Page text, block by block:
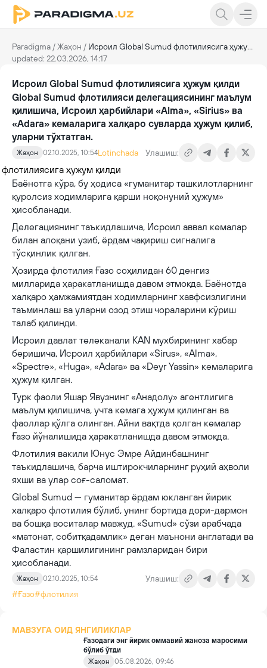
Paradigma /Жаҳон / Исроил Global Sumud флотилиясига ҳужум қилди
updated: 22.03.2026, 14:17
Исроил Global Sumud флотилиясига ҳужум қилди
Global Sumud флотилияси делегациясининг маълум
қилишича, Исроил ҳарбийлари «Alma», «Sirius» ва
«Adara» кемаларига халқаро сувларда ҳужум қилиб,
уларни тўхтатган.
Жаҳон 02.10.2025, 10:54Lotinchada Улашиш:
Баёнотга кўра, бу ҳодиса «гуманитар ташкилотларнинг
қуролсиз ходимларига қарши ноқонуний ҳужум»
ҳисобланади.
Делегациянинг таъкидлашича, Исроил аввал кемалар
билан алоқани узиб, ёрдам чақириш сигналига
тўсқинлик қилган.
Ҳозирда флотилия Ғазо соҳилидан 60 денгиз
милларида ҳаракатланишда давом этмоқда. Баёнотда
халқаро ҳамжамиятдан ходимларнинг хавфсизлигини
таъминлаш ва уларни озод этиш чораларини кўриш
талаб қилинди.
Исроил давлат телеканали KAN мухбирининг хабар
беришича, Исроил ҳарбийлари «Sirus», «Alma»,
«Spectre», «Huga», «Adara» ва «Deyr Yassin» кемаларига
ҳужум қилган.
Турк фаоли Яшар Явузнинг «Анадолу» агентлигига
маълум қилишича, учта кемага ҳужум қилинган ва
фаоллар қўлга олинган. Айни вақтда қолган кемалар
Ғазо йўналишида ҳаракатланишда давом этмоқда.
Флотилия вакили Юнус Эмре Айдинбашнинг
таъкидлашича, барча иштирокчиларнинг руҳий аҳволи
яхши ва улар соғ-саломат.
Global Sumud — гуманитар ёрдам юкланган йирик
халқаро флотилия бўлиб, унинг бортида дори-дармон
ва бошқа воситалар мавжуд. «Sumud» сўзи арабчада
«матонат, собитқадамлик» деган маънони англатади ва
Фаластин қаршилигининг рамзларидан бири
ҳисобланади.
Жаҳон 02.10.2025, 10:54
Улашиш:
#Ғазо#флотилия
МАВЗУГА ОИД ЯНГИЛИКЛАР
Ғазодаги энг йирик оммавий жаноза маросими
бўлиб ўтди
Жаҳон
05.08.2026, 09:46